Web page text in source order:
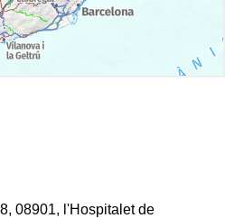
08901, l'Hospitalet de